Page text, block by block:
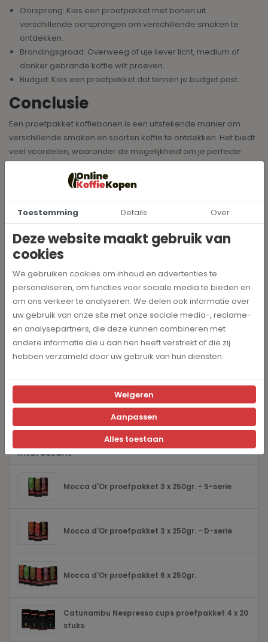
Oorsprong: Kies een proefpakket met bonen uit
verschillende oorsprongen om verschillende smaken te
ontdekken.
Brandingsgraad: Overweeg of uje liever licht, medium of
donker gebrande koffie wilt proeven.
Budget: Kies een proefpakket dat binnen je budget past.
Conclusie
Een proefpakket koffiebonen is een uitstekende manier om
verschillende smaken en soorten koffie te ontdekken. Het biedt
veel voordelen, waaronder de mogelijkheid om je perfecte
match te vinden, nieuwe smaken te ontdekken en je
koffiekennis te vergroten. Bij het kiezen van het juiste
proefpakket, is het belangrijk om te overwegen factoren zoals
smaken en ontdek je nieuwe favoriete koffie!
Vraag om advies
Interessant
Mocca d'Or proefpakket 3 x 250gr. - S-serie
Mocca d'Or proefpakket 3 x 250gr. - D-serie
Mocca d'Or proefpakket 6 x 250gr.
Catunambu Nespresso cups proefpakket 4 x 20
stuks
Toestemming Details Over
Deze website maakt gebruik van
cookies
We gebruiken cookies om inhoud en advertenties te
personaliseren, om functies voor sociale media te bieden en
om ons verkeer te analyseren. We delen ook informatie over
uw gebruik van onze site met onze sociale media-, reclame-
en analysepartners, die deze kunnen combineren met
andere informatie die u aan hen heeft verstrekt of die zij
hebben verzameld door uw gebruik van hun diensten.
Weigeren
Aanpassen
Alles toestaan